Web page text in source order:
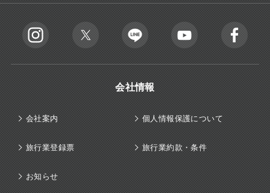
会社情報
会社案内 個人情報保護について
旅行業登録票 旅行業約款・条件
お知らせ